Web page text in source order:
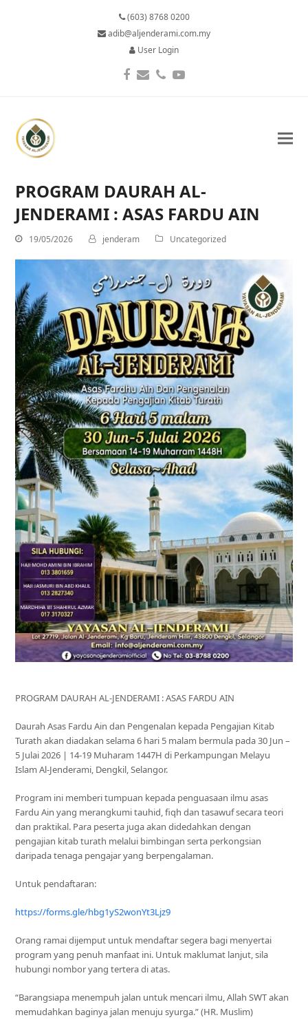
(603) 8768 0200
adib@aljenderami.com.my
User Login
Facebook
EmailPhoneYouTube
PROGRAM DAURAH AL-
JENDERAMI : ASAS FARDU AIN
19/05/2026 jenderam Uncategorized
PROGRAM DAURAH AL-JENDERAMI : ASAS FARDU AIN
Daurah Asas Fardu Ain dan Pengenalan kepada Pengajian Kitab
Turath akan diadakan selama 6 hari 5 malam bermula pada 30 Jun –
5 Julai 2026 | 14-19 Muharam 1447H di Perkampungan Melayu
Islam Al-Jenderami, Dengkil, Selangor.
Program ini memberi tumpuan kepada penguasaan ilmu asas
Fardu Ain yang merangkumi tauhid, fiqh dan tasawuf secara teori
dan praktikal. Para peserta juga akan didedahkan dengan
pengajian kitab turath melalui bimbingan serta perkongsian
daripada tenaga pengajar yang berpengalaman.
Untuk pendaftaran:
https://forms.gle/hbg1yS2wonYt3Ljz9
Orang ramai dijemput untuk mendaftar segera bagi menyertai
program yang penuh manfaat ini. Untuk maklumat lanjut, sila
hubungi nombor yang tertera di atas.
“Barangsiapa menempuh jalan untuk mencari ilmu, Allah SWT akan
memudahkan baginya jalan menuju syurga.” (HR. Muslim)